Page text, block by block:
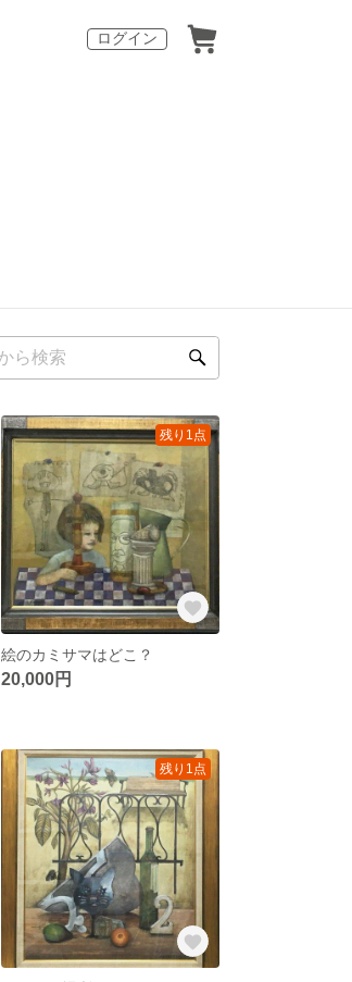
ログイン
残り1点
絵のカミサマはどこ？
20,000円
残り1点